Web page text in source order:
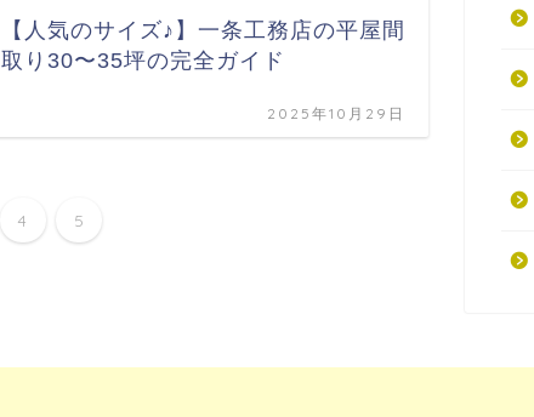
【人気のサイズ♪】一条工務店の平屋間
取り30〜35坪の完全ガイド
2025年10月29日
4 5